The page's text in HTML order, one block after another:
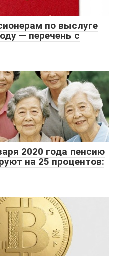
по выслуге
— перечень с
2020 года пенсию
на 25 процентов: